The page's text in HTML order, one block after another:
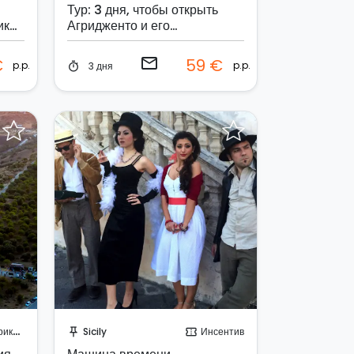
p.p.
Тур: 3 дня, чтобы открыть
Агридженто и его
окрестности
timer 3 дня email 59 € p.p.
push_pin Sicily confirmation_number Инсентив